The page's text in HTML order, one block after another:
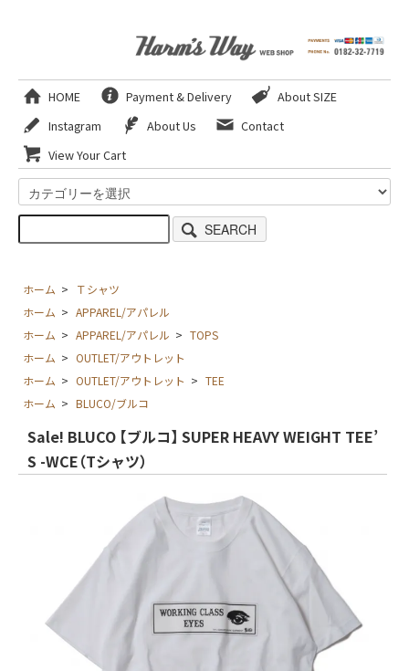
HOME Payment & Delivery
About SIZE
Instagram
About Us
Contact
View Your Cart
SEARCH
ホーム >
Ｔシャツ
ホーム > APPAREL/アパレル
ホーム > APPAREL/アパレル > TOPS
ホーム > OUTLET/アウトレット
ホーム > OUTLET/アウトレット > TEE
ホーム > BLUCO/ブルコ
Sale! BLUCO 【ブルコ】 SUPER HEAVY WEIGHT TEE’
S -WCE（Tシャツ）